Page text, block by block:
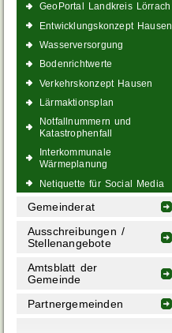
GeoPortal Landkreis Lörrach
Entwicklungskonzept Hausen
Wasserversorgung
Bodenrichtwerte
Verkehrskonzept Hausen
Lärmaktionsplan
Notfallnummern und
Katastrophenfall
Interkommunale
Wärmeplanung
Netiquette für Social Media
Gemeinderat
Ausschreibungen /
Stellenangebote
Amtsblatt der
Gemeinde
Partnergemeinden